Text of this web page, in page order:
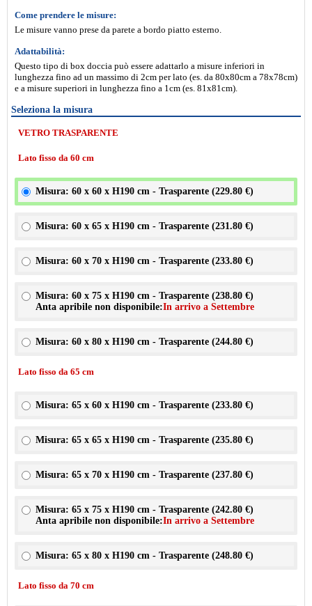
Come prendere le misure:
Le misure vanno prese da parete a bordo piatto esterno.
Adattabilità:
Questo tipo di box doccia può essere adattarlo a misure inferiori in
lunghezza fino ad un massimo di 2cm per lato (es. da 80x80cm a 78x78cm)
e a misure superiori in lunghezza fino a 1cm (es. 81x81cm).
Seleziona la misura
VETRO TRASPARENTE
Lato fisso da 60 cm
Misura: 60 x 60 x H190 cm - Trasparente (229.80 €)
Misura: 60 x 65 x H190 cm - Trasparente (231.80 €)
Misura: 60 x 70 x H190 cm - Trasparente (233.80 €)
Misura: 60 x 75 x H190 cm - Trasparente (238.80 €)
Anta apribile non disponibile:In arrivo a Settembre
Misura: 60 x 80 x H190 cm - Trasparente (244.80 €)
Lato fisso da 65 cm
Misura: 65 x 60 x H190 cm - Trasparente (233.80 €)
Misura: 65 x 65 x H190 cm - Trasparente (235.80 €)
Misura: 65 x 70 x H190 cm - Trasparente (237.80 €)
Misura: 65 x 75 x H190 cm - Trasparente (242.80 €)
Anta apribile non disponibile:In arrivo a Settembre
Misura: 65 x 80 x H190 cm - Trasparente (248.80 €)
Lato fisso da 70 cm